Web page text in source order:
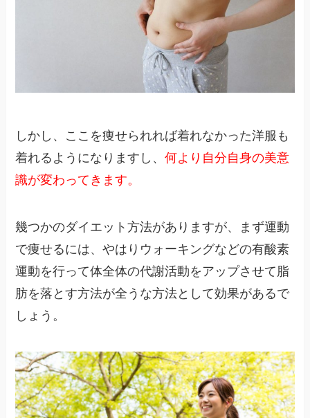
しかし、ここを痩せられれば着れなかった洋服も
着れるようになりますし、何より自分自身の美意
識が変わってきます。
幾つかのダイエット方法がありますが、まず運動
で痩せるには、やはりウォーキングなどの有酸素
運動を行って体全体の代謝活動をアップさせて脂
肪を落とす方法が全うな方法として効果があるで
しょう。